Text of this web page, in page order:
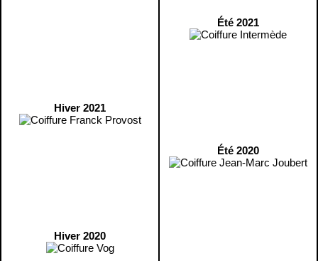
Hiver 2021
Hiver 2020
Été 2021
Été 2020